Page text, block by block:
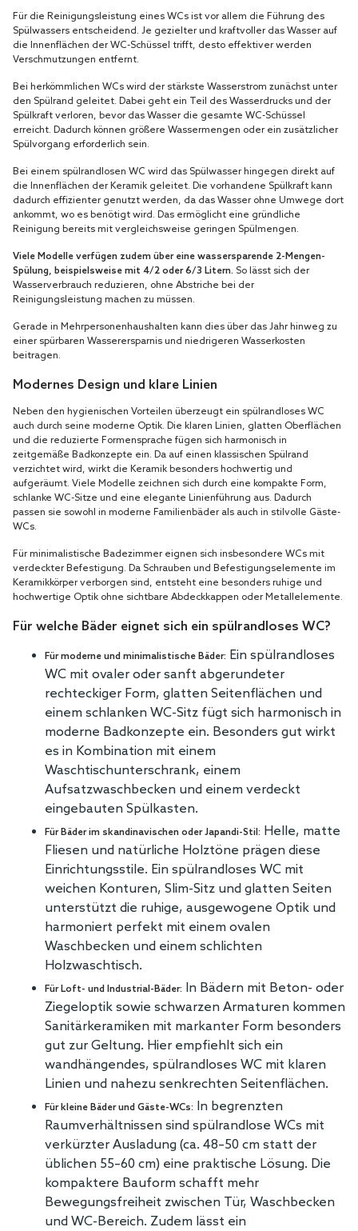
Für die Reinigungsleistung eines WCs ist vor allem die Führung des
Spülwassers entscheidend. Je gezielter und kraftvoller das Wasser auf
die Innenflächen der WC-Schüssel trifft, desto effektiver werden
Verschmutzungen entfernt.
Bei herkömmlichen WCs wird der stärkste Wasserstrom zunächst unter
den Spülrand geleitet. Dabei geht ein Teil des Wasserdrucks und der
Spülkraft verloren, bevor das Wasser die gesamte WC-Schüssel
erreicht. Dadurch können größere Wassermengen oder ein zusätzlicher
Spülvorgang erforderlich sein.
Bei einem spülrandlosen WC wird das Spülwasser hingegen direkt auf
die Innenflächen der Keramik geleitet. Die vorhandene Spülkraft kann
dadurch effizienter genutzt werden, da das Wasser ohne Umwege dort
ankommt, wo es benötigt wird. Das ermöglicht eine gründliche
Reinigung bereits mit vergleichsweise geringen Spülmengen.
Viele Modelle verfügen zudem über eine wassersparende 2-Mengen-
Spülung, beispielsweise mit 4/2 oder 6/3 Litern. So lässt sich der
Wasserverbrauch reduzieren, ohne Abstriche bei der
Reinigungsleistung machen zu müssen.
Gerade in Mehrpersonenhaushalten kann dies über das Jahr hinweg zu
einer spürbaren Wasserersparnis und niedrigeren Wasserkosten
beitragen.
Modernes Design und klare Linien
Neben den hygienischen Vorteilen überzeugt ein spülrandloses WC
auch durch seine moderne Optik. Die klaren Linien, glatten Oberflächen
und die reduzierte Formensprache fügen sich harmonisch in
zeitgemäße Badkonzepte ein. Da auf einen klassischen Spülrand
verzichtet wird, wirkt die Keramik besonders hochwertig und
aufgeräumt. Viele Modelle zeichnen sich durch eine kompakte Form,
schlanke WC-Sitze und eine elegante Linienführung aus. Dadurch
passen sie sowohl in moderne Familienbäder als auch in stilvolle Gäste-
WCs.
Für minimalistische Badezimmer eignen sich insbesondere WCs mit
verdeckter Befestigung. Da Schrauben und Befestigungselemente im
Keramikkörper verborgen sind, entsteht eine besonders ruhige und
hochwertige Optik ohne sichtbare Abdeckkappen oder Metallelemente.
Für welche Bäder eignet sich ein spülrandloses WC?
Für moderne und minimalistische Bäder: Ein spülrandloses
WC mit ovaler oder sanft abgerundeter
rechteckiger Form, glatten Seitenflächen und
einem schlanken WC-Sitz fügt sich harmonisch in
moderne Badkonzepte ein. Besonders gut wirkt
es in Kombination mit einem
Waschtischunterschrank, einem
Aufsatzwaschbecken und einem verdeckt
eingebauten Spülkasten.
Für Bäder im skandinavischen oder Japandi-Stil: Helle, matte
Fliesen und natürliche Holztöne prägen diese
Einrichtungsstile. Ein spülrandloses WC mit
weichen Konturen, Slim-Sitz und glatten Seiten
unterstützt die ruhige, ausgewogene Optik und
harmoniert perfekt mit einem ovalen
Waschbecken und einem schlichten
Holzwaschtisch.
Für Loft- und Industrial-Bäder: In Bädern mit Beton- oder
Ziegeloptik sowie schwarzen Armaturen kommen
Sanitärkeramiken mit markanter Form besonders
gut zur Geltung. Hier empfiehlt sich ein
wandhängendes, spülrandloses WC mit klaren
Linien und nahezu senkrechten Seitenflächen.
Für kleine Bäder und Gäste-WCs: In begrenzten
Raumverhältnissen sind spülrandlose WCs mit
verkürzter Ausladung (ca. 48–50 cm statt der
üblichen 55–60 cm) eine praktische Lösung. Die
kompaktere Bauform schafft mehr
Bewegungsfreiheit zwischen Tür, Waschbecken
und WC-Bereich. Zudem lässt ein